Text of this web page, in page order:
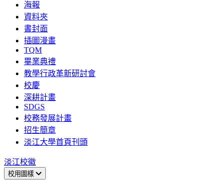
海報
資料夾
書封面
插圖漫畫
TQM
畢業典禮
教學行政革新研討會
校慶
深耕計畫
SDGS
校務發展計畫
招生簡章
淡江大學首頁刊頭
淡江校徽
校用圖樣